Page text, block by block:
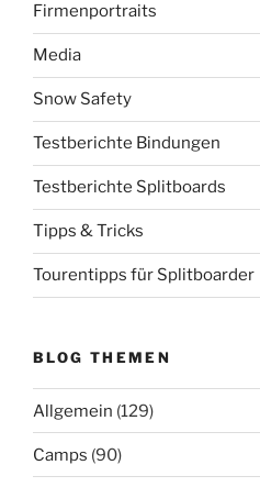
Firmenportraits
Media
Snow Safety
Testberichte Bindungen
Testberichte Splitboards
Tipps & Tricks
Tourentipps für Splitboarder
BLOG THEMEN
Allgemein (129)
Camps (90)